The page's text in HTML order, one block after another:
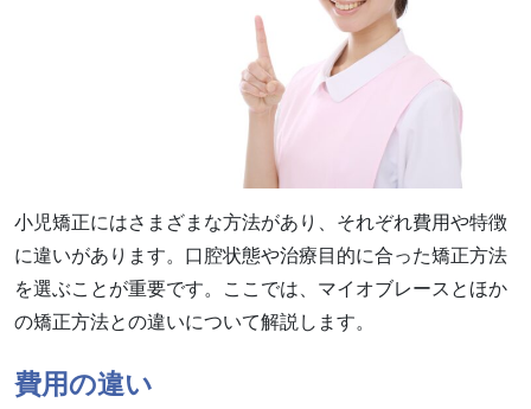
小児矯正にはさまざまな方法があり、それぞれ費用や特徴
に違いがあります。口腔状態や治療目的に合った矯正方法
を選ぶことが重要です。ここでは、マイオブレースとほか
の矯正方法との違いについて解説します。
費用の違い